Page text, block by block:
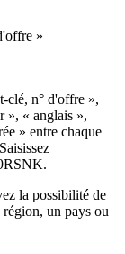
»
clé, n° d'offre »,
», « anglais »,
» entre chaque
la possibilité de
un pays ou